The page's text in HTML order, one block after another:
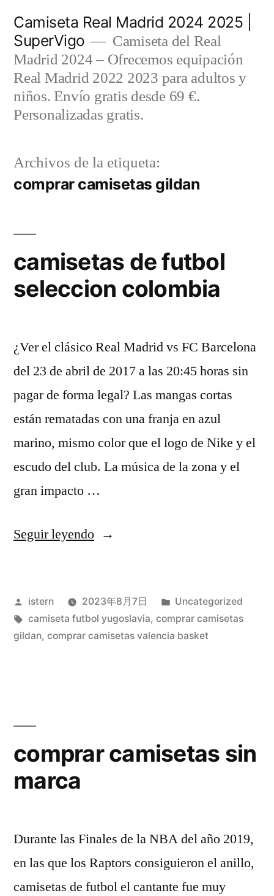
contenido
Camiseta Real Madrid 2024 2025 |
SuperVigo
Camiseta del Real
Madrid 2024 – Ofrecemos equipación
Real Madrid 2022 2023 para adultos y
niños. Envío gratis desde 69 €.
Personalizadas gratis.
Archivos de la etiqueta:
comprar camisetas gildan
camisetas de futbol
seleccion colombia
¿Ver el clásico Real Madrid vs FC Barcelona
del 23 de abril de 2017 a las 20:45 horas sin
pagar de forma legal? Las mangas cortas
están rematadas con una franja en azul
marino, mismo color que el logo de Nike y el
escudo del club. La música de la zona y el
gran impacto …
Seguir leyendo«camisetas
seleccion
colombia»
Publicado
por
istern 2023年8月7日
Publicado
en
Uncategorized
Etiquetas:
camiseta futbol yugoslavia, comprar camisetas
gildan, comprar camisetas valencia basket
comprar camisetas sin
marca
Durante las Finales de la NBA del año 2019,
en las que los Raptors consiguieron el anillo,
camisetas de futbol el cantante fue muy